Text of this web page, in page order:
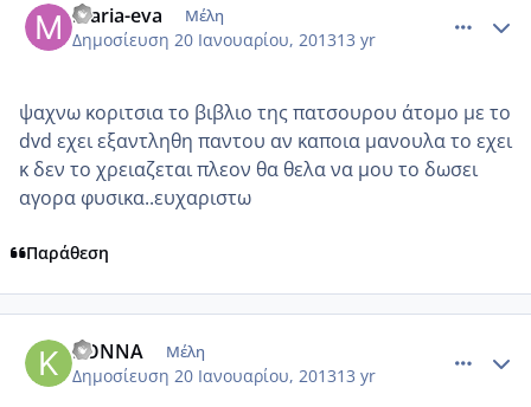
maria-eva Μέλη
Δημοσίευση 20 Ιανουαρίου, 201313 yr
ψαχνω κοριτσια το βιβλιο της πατσουρου α΄τομο με το
dvd εχει εξαντληθη παντου αν καποια μανουλα το εχει
κ δεν το χρειαζεται πλεον θα θελα να μου το δωσει
αγορα φυσικα..ευχαριστω
Παράθεση
KONNA Μέλη
Δημοσίευση 20 Ιανουαρίου, 201313 yr